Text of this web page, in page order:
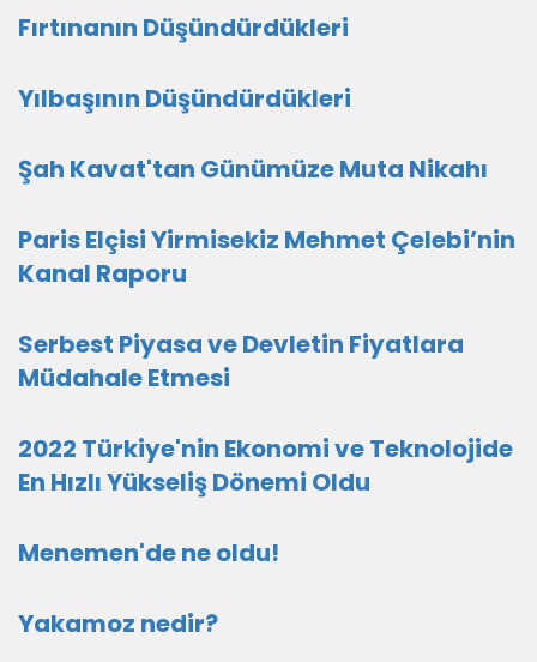
Fırtınanın Düşündürdükleri
Yılbaşının Düşündürdükleri
Şah Kavat'tan Günümüze Muta Nikahı
Paris Elçisi Yirmisekiz Mehmet Çelebi’nin
Kanal Raporu
Serbest Piyasa ve Devletin Fiyatlara
Müdahale Etmesi
2022 Türkiye'nin Ekonomi ve Teknolojide
En Hızlı Yükseliş Dönemi Oldu
Menemen'de ne oldu!
Yakamoz nedir?